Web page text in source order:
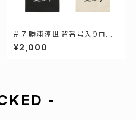
# 7 勝浦淳世 背番号入りロゴ
キャンバスサコッシュ 選手還元
2カラー 001461
¥2,000
-